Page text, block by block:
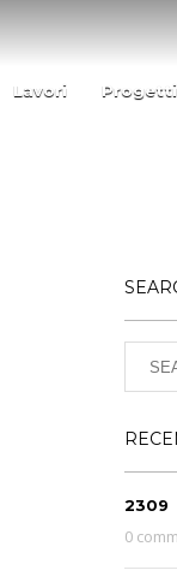
Lavori Progetti
2309
0